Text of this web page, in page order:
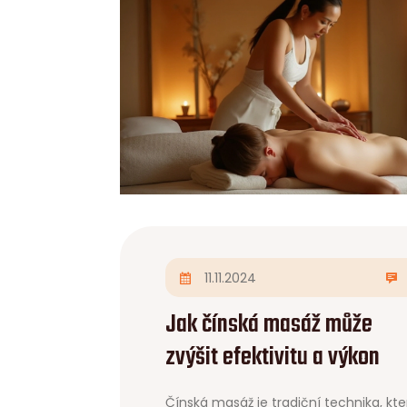
11.11.2024
Jak čínská masáž může
zvýšit efektivitu a výkon
Čínská masáž je tradiční technika,